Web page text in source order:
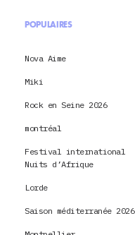
POPULAIRES
Nova Aime
Miki
Rock en Seine 2026
montréal
Festival international
Nuits d’Afrique
Lorde
Saison méditerranée 2026